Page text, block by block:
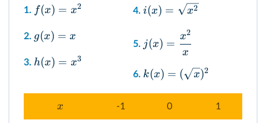
1. f(x) = x2
2. g(x) = x
3. h(x) = x3
4. i(x) = x2
5. j(x) =
x
x2
6. k(x) = ( x)2
x -1 0 1